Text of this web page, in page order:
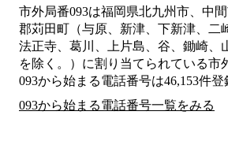
市外局番093は福岡県北九州市、中
郡苅田町（与原、新津、下新津、二
法正寺、葛川、上片島、谷、鋤崎、
を除く。） に割り当てられている市
093から始まる電話番号は46,153件登
093から始まる電話番号一覧をみる